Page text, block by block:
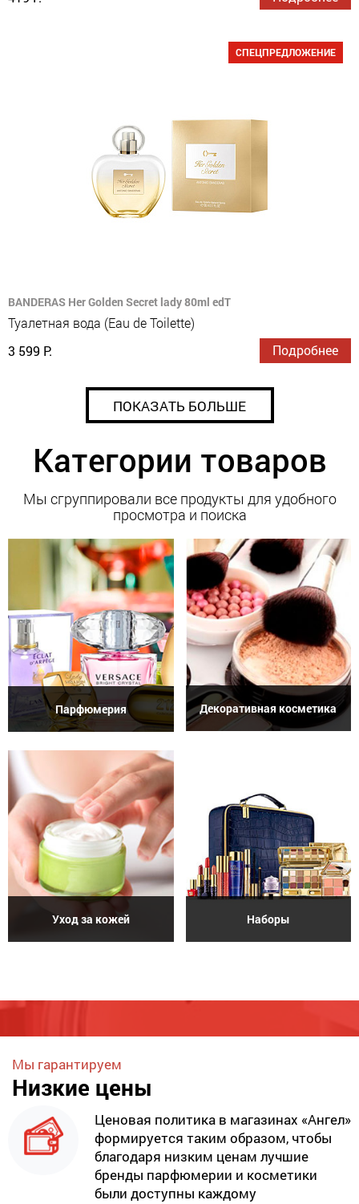
СПЕЦПРЕДЛОЖЕНИЕ
BANDERAS Her Golden Secret lady 80ml edT
Туалетная вода (Eau de Toilette)
3 599 Р.
Подробнее
ПОКАЗАТЬ БОЛЬШЕ
Категории товаров
Мы сгруппировали все продукты для удобного
просмотра и поиска
Парфюмерия Декоративная косметика
Уход за кожей Наборы
Мы гарантируем
Низкие цены
Ценовая политика в магазинах «Ангел»
формируется таким образом, чтобы
благодаря низким ценам лучшие
бренды парфюмерии и косметики
были доступны каждому